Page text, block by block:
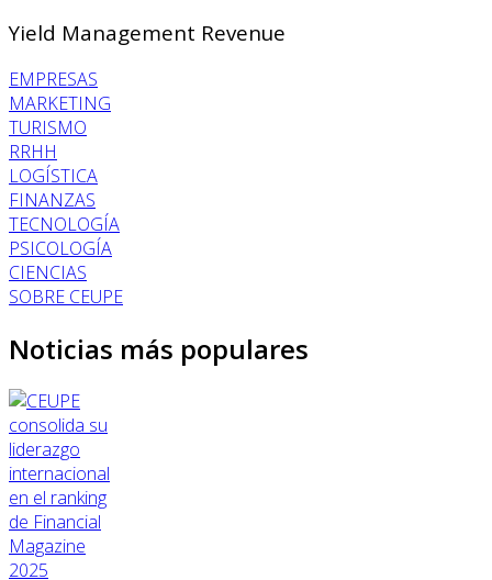
Yield Management Revenue
EMPRESAS
MARKETING
TURISMO
RRHH
LOGÍSTICA
FINANZAS
TECNOLOGÍA
PSICOLOGÍA
CIENCIAS
SOBRE CEUPE
Noticias más populares